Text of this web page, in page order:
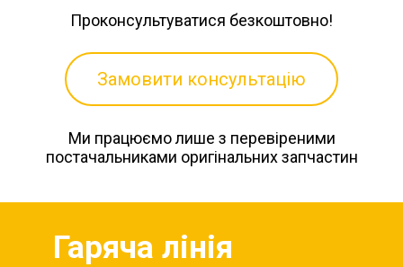
Проконсультуватися безкоштовно!
Ми працюємо лише з перевіреними
постачальниками оригінальних запчастин
Замовити консультацію
Гаряча лінія